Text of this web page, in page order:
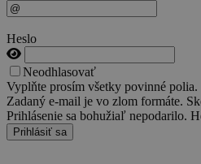
Heslo
Neodhlasovať
Vyplňte prosím všetky povinné polia.
Zadaný e-mail je vo zlom formáte.
Prihlásenie sa bohužiaľ nepodarilo.
Prihlásiť sa